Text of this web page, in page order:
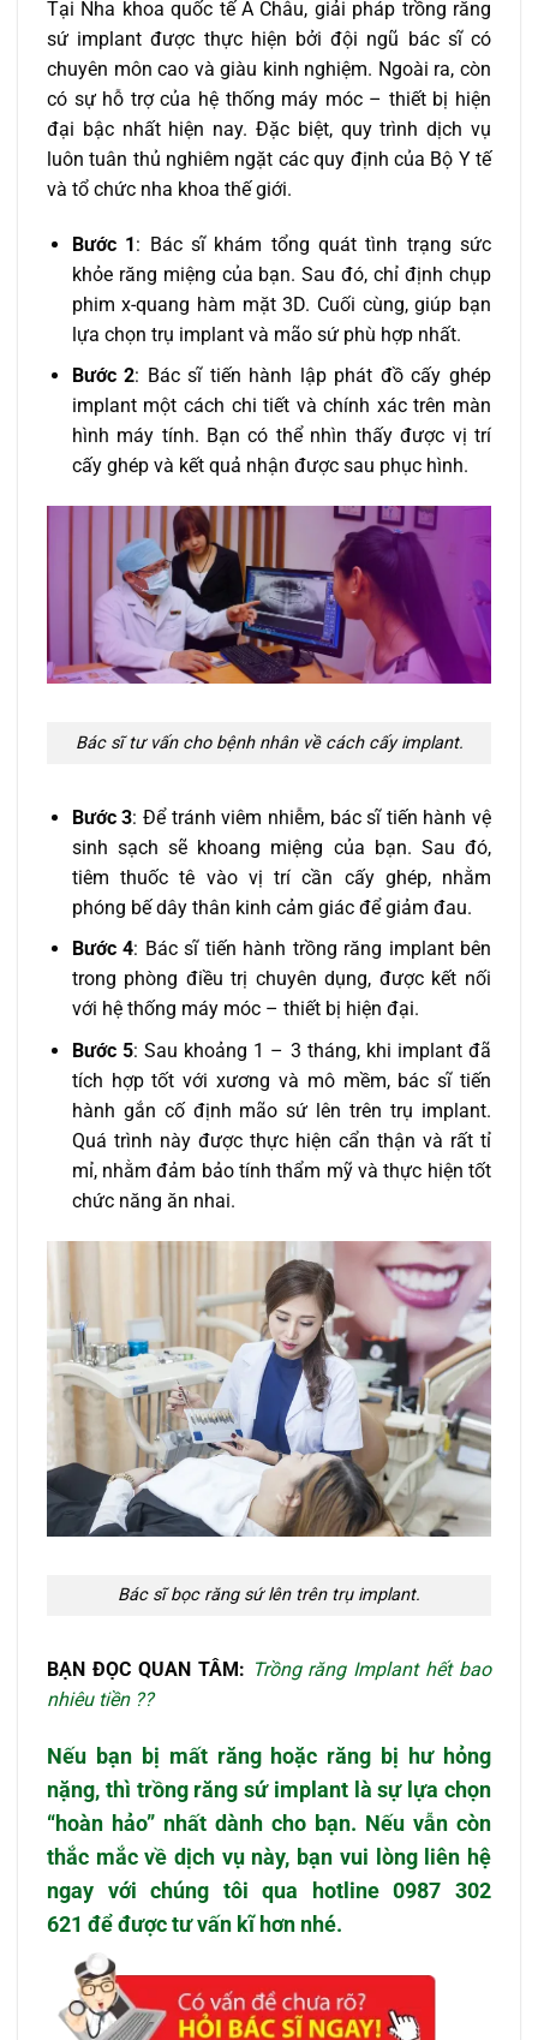
Tại Nha khoa quốc tế Á Châu, giải pháp trồng răng
sứ implant được thực hiện bởi đội ngũ bác sĩ có
chuyên môn cao và giàu kinh nghiệm. Ngoài ra, còn
có sự hỗ trợ của hệ thống máy móc – thiết bị hiện
đại bậc nhất hiện nay. Đặc biệt, quy trình dịch vụ
luôn tuân thủ nghiêm ngặt các quy định của Bộ Y tế
và tổ chức nha khoa thế giới.
Bước 1: Bác sĩ khám tổng quát tình trạng sức
khỏe răng miệng của bạn. Sau đó, chỉ định chụp
phim x-quang hàm mặt 3D. Cuối cùng, giúp bạn
lựa chọn trụ implant và mão sứ phù hợp nhất.
Bước 2: Bác sĩ tiến hành lập phát đồ cấy ghép
implant một cách chi tiết và chính xác trên màn
hình máy tính. Bạn có thể nhìn thấy được vị trí
cấy ghép và kết quả nhận được sau phục hình.
Bác sĩ tư vấn cho bệnh nhân về cách cấy implant.
Bước 3: Để tránh viêm nhiễm, bác sĩ tiến hành vệ
sinh sạch sẽ khoang miệng của bạn. Sau đó,
tiêm thuốc tê vào vị trí cần cấy ghép, nhằm
phóng bế dây thân kinh cảm giác để giảm đau.
Bước 4: Bác sĩ tiến hành trồng răng implant bên
trong phòng điều trị chuyên dụng, được kết nối
với hệ thống máy móc – thiết bị hiện đại.
Bước 5: Sau khoảng 1 – 3 tháng, khi implant đã
tích hợp tốt với xương và mô mềm, bác sĩ tiến
hành gắn cố định mão sứ lên trên trụ implant.
Quá trình này được thực hiện cẩn thận và rất tỉ
mỉ, nhằm đảm bảo tính thẩm mỹ và thực hiện tốt
chức năng ăn nhai.
Bác sĩ bọc răng sứ lên trên trụ implant.
BẠN ĐỌC QUAN TÂM: Trồng răng Implant hết bao
nhiêu tiền ??
Nếu bạn bị mất răng hoặc răng bị hư hỏng
nặng, thì trồng răng sứ implantlà sự lựa chọn
“hoàn hảo” nhất dành cho bạn. Nếu vẫn còn
thắc mắc về dịch vụ này, bạn vui lòng liên hệ
ngay với chúng tôi qua
hotline 0987 302
621 để được tư vấn kĩ hơn nhé.